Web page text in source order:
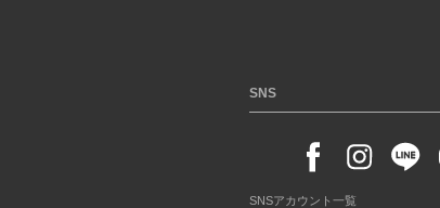
SNS
SNSアカウント一覧